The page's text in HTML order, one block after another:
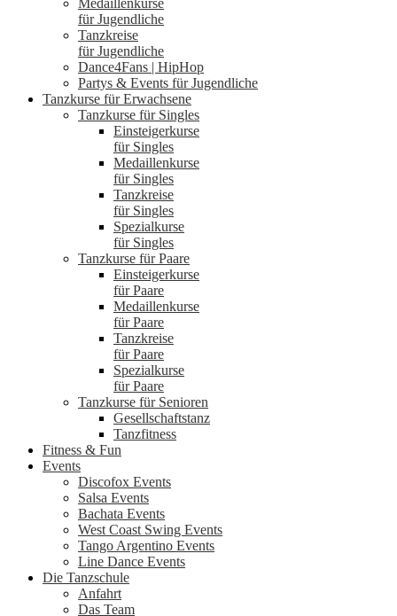
für Jugendliche
Tanzkreise
für Jugendliche
Dance4Fans | HipHop
Partys & Events für Jugendliche
Tanzkurse für Erwachsene
Tanzkurse für Singles
Einsteigerkurse
für Singles
Medaillenkurse
für Singles
Tanzkreise
für Singles
Spezialkurse
für Singles
Tanzkurse für Paare
Einsteigerkurse
für Paare
Medaillenkurse
für Paare
Tanzkreise
für Paare
Spezialkurse
für Paare
Tanzkurse für Senioren
Gesellschaftstanz
Tanzfitness
Fitness & Fun
Events
Discofox Events
Salsa Events
Bachata Events
West Coast Swing Events
Tango Argentino Events
Line Dance Events
Die Tanzschule
Anfahrt
Das Team